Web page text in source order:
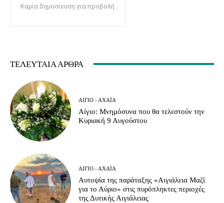
Καμία δημοσίευση για προβολή
ΤΕΛΕΥΤΑΊΑ ΆΡΘΡΑ
ΑΊΓΙΟ - ΑΧΑΪ́Α
Αίγιο: Μνημόσυνα που θα τελεστούν την
Κυριακή 9 Αυγούστου
ΑΊΓΙΟ - ΑΧΑΪ́Α
Αυτοψία της παράταξης «Αιγιάλεια Μαζί
για το Αύριο» στις πυρόπληκτες περιοχές
της Δυτικής Αιγιάλειας